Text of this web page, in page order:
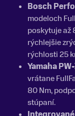
Bosch
modeloch
poskytuje až
rýchlejšie
rýchlosti 25
Yamaha
vrátane
80 Nm,
stúpaní.